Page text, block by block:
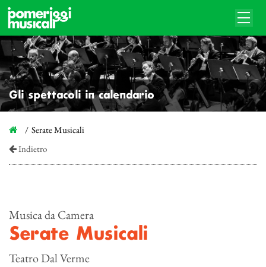
Gli spettacoli in calendario
Serate Musicali
Indietro
Musica da Camera
Serate Musicali
Teatro Dal Verme